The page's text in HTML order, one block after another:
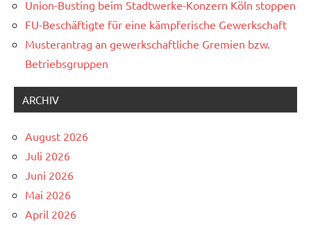
Union-Busting beim Stadtwerke-Konzern Köln stoppen
FU-Beschäftigte für eine kämpferische Gewerkschaft
Musterantrag an gewerkschaftliche Gremien bzw.
Betriebsgruppen
ARCHIV
August 2026
Juli 2026
Juni 2026
Mai 2026
April 2026